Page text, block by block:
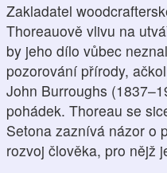
Zakladatel
Thoreauově vlivu na
by jeho dílo vůbec
pozorování přírody,
John Burroughs
pohádek. Thoreau se
Setona zaznívá názor o
rozvoj člověka, pro nějž